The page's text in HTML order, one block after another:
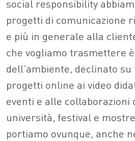
social responsibility
progetti di comunicazione
e più in generale alla
che vogliamo trasmettere
dell’ambiente, declinato
progetti online ai video
eventi e alle collaborazioni
università, festival e
portiamo ovunque, anche